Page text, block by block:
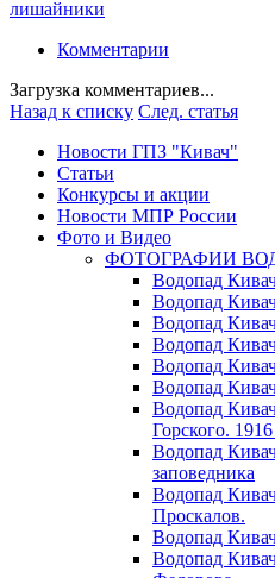
лишайники
Комментарии
Загрузка комментариев...
Назад к списку След. статья
Новости ГПЗ "Кивач"
Статьи
Конкурсы и акции
Новости МПР России
Фото и Видео
ФОТОГРАФИИ
Водопад
Водопад
Водопад
Водопад
Водопад
Водопад
Водопад
Горского. 1916
Водопад
заповедника
Водопад
Проскалов.
Водопад
Водопад